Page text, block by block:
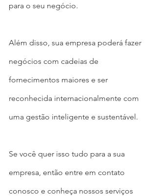
para o seu negócio.
Além disso, sua empresa poderá fazer
negócios com cadeias de
fornecimentos maiores e ser
reconhecida internacionalmente com
uma gestão inteligente e sustentável.
Se você quer isso tudo para a sua
empresa, então entre em contato
conosco e conheça nossos serviços